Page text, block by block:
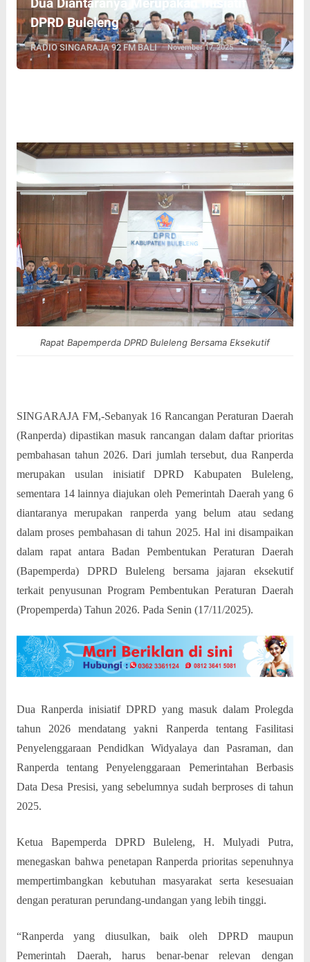
DPRD Buleleng
RADIO SINGARAJA 92 FM BALI November 17, 2025
Rapat Bapemperda DPRD Buleleng Bersama Eksekutif
SINGARAJA FM,-Sebanyak 16 Rancangan Peraturan Daerah
(Ranperda) dipastikan masuk rancangan dalam daftar prioritas
pembahasan tahun 2026. Dari jumlah tersebut, dua Ranperda
merupakan usulan inisiatif DPRD Kabupaten Buleleng,
sementara 14 lainnya diajukan oleh Pemerintah Daerah yang 6
diantaranya merupakan ranperda yang belum atau sedang
dalam proses pembahasan di tahun 2025. Hal ini disampaikan
dalam rapat antara Badan Pembentukan Peraturan Daerah
(Bapemperda) DPRD Buleleng bersama jajaran eksekutif
terkait penyusunan Program Pembentukan Peraturan Daerah
(Propemperda) Tahun 2026. Pada Senin (17/11/2025).
Dua Ranperda inisiatif DPRD yang masuk dalam Prolegda
tahun 2026 mendatang yakni Ranperda tentang Fasilitasi
Penyelenggaraan Pendidkan Widyalaya dan Pasraman, dan
Ranperda tentang Penyelenggaraan Pemerintahan Berbasis
Data Desa Presisi, yang sebelumnya sudah berproses di tahun
2025.
Ketua Bapemperda DPRD Buleleng, H. Mulyadi Putra,
menegaskan bahwa penetapan Ranperda prioritas sepenuhnya
mempertimbangkan kebutuhan masyarakat serta kesesuaian
dengan peraturan perundang-undangan yang lebih tinggi.
“Ranperda yang diusulkan, baik oleh DPRD maupun
Pemerintah Daerah, harus benar-benar relevan dengan